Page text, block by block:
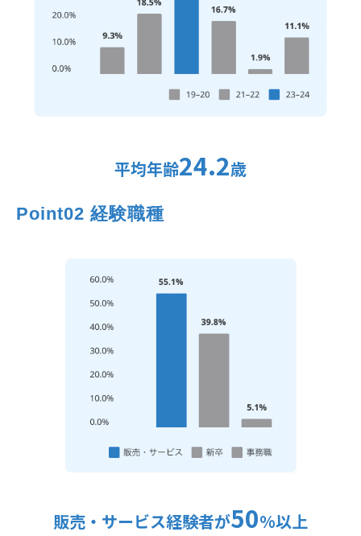
平均年齢24.2歳
Point02 経験職種
販売・サービス経験者が50%以上